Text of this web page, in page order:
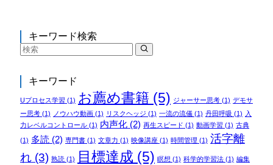
キーワード検索
キーワード
Uプロセス学習 (1) お薦め書籍 (5) ジャーサー思考(1) デモサ
ー思考(1) ノウハウ動画(1) リスクヘッジ (1) 一流の流儀(1) 丹田呼吸 (1) 入
力レベルコントロール(1) 内声化(2) 再生スピード (1) 動画学習 (1) 古典
(1) 多読 (2) 専門書(1) 文章力 (1) 映像講座(1) 時間管理 (1) 活字離
れ(3) 熟読(1) 目標達成 (5) 瞑想 (1) 科学的学習法(1) 編集